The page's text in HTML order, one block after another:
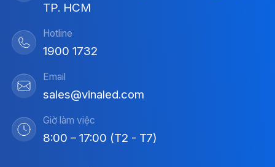
TP. HCM
Hotline
1900 1732
Email
sales@vinaled.com
Giờ làm việc
8:00 – 17:00 (T2 - T7)